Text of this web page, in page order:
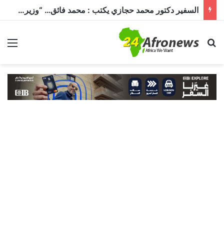
السفير دكتور محمد حجازي يكتب : محمد فائق… “وزير إفريقيا” الذي حمل رسالة القاهرة إلى القارة السمراء
بحث عن